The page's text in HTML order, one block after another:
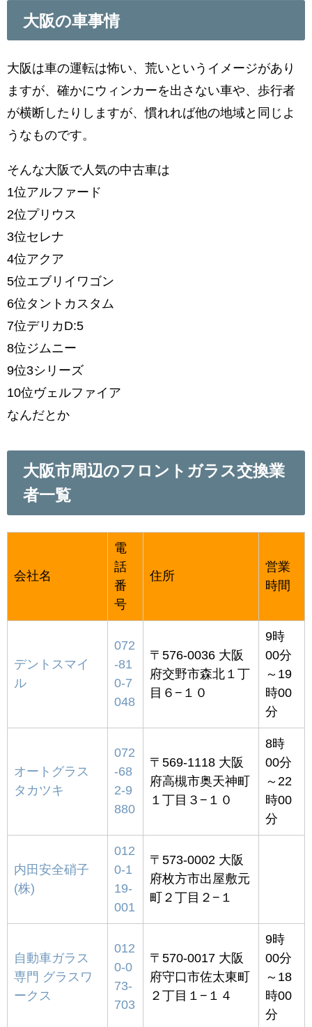
大阪の車事情
大阪は車の運転は怖い、荒いというイメージがあり
ますが、確かにウィンカーを出さない車や、歩行者
が横断したりしますが、慣れれば他の地域と同じよ
うなものです。
そんな大阪で人気の中古車は
1位アルファード
2位プリウス
3位セレナ
4位アクア
5位エブリイワゴン
6位タントカスタム
7位デリカD:5
8位ジムニー
9位3シリーズ
10位ヴェルファイア
なんだとか
大阪市周辺のフロントガラス交換業
者一覧
会社名
電
話
番
号
住所
営業
時間
デントスマイ
ル
072
-81
0-7
048
〒576-0036 大阪
府交野市森北１丁
目６−１０
9時
00分
～19
時00
分
オートグラス
タカツキ
072
-68
2-9
880
〒569-1118 大阪
府高槻市奥天神町
１丁目３−１０
8時
00分
～22
時00
分
内田安全硝子
(株)
012
0-1
19-
001
〒573-0002 大阪
府枚方市出屋敷元
町２丁目２−１
自動車ガラス
専門 グラスワ
ークス
012
0-0
73-
703
〒570-0017 大阪
府守口市佐太東町
２丁目１−１４
9時
00分
～18
時00
分